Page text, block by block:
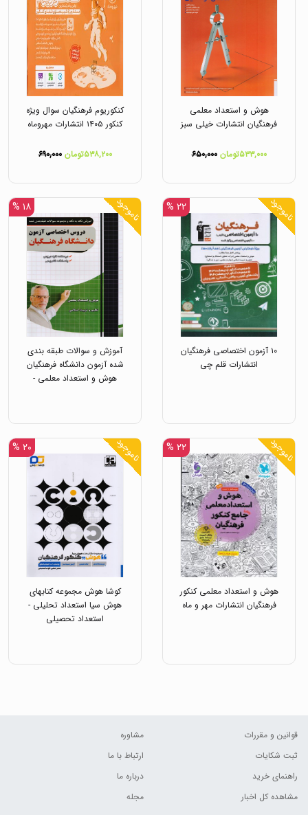
هوش و استعداد معلمی
فرهنگیان انتشارات خیلی سبز
۵۳۳,۰۰۰تومان ۶۵۰,۰۰۰
کنکوریوم فرهنگیان سوال ویژه
کنکور ۱۴۰۵ انتشارات مهروماه
۵۳۸,۲۰۰تومان ۶۹۰,۰۰۰
ناموجود ۲۲ %
۱۰ آزمون اختصاصی فرهنگیان
انتشارات قلم چی
ناموجود ۱۸ %
آموزش و سوالات طبقه بندی
شده آزمون دانشگاه فرهنگیان
هوش و استعداد معلمی -
ناموجود ۲۲ %
هوش و استعداد معلمی کنکور
فرهنگیان انتشارات مهر و ماه
ناموجود ۲۰ %
کوشا هوش مجموعه کتابهای
هوش سیا استعداد تحلیلی -
استعداد تحصیلی
قوانین و مقررات
ثبت شکایات
راهنمای خرید
مشاهده کل اخبار
مشاوره
ارتباط با ما
درباره ما
مجله